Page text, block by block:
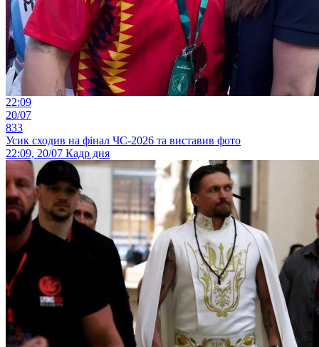
22:09
20/07
833
Усик сходив на фінал ЧС-2026 та виставив фото
22:09, 20/07 Кадр дня